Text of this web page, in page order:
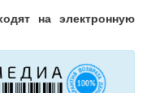
на электронную